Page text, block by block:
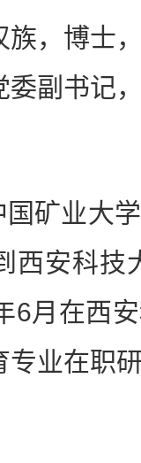
，博士，
委副书记
业大学
西安科技
6月在西
专业在职